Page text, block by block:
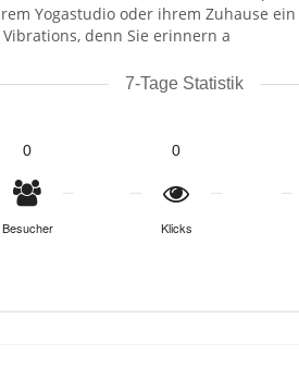
Yogastudio oder ihrem Zuhause
Vibrations, denn Sie erinnern a
7-Tage Statistik
0
Besucher
0
Klicks